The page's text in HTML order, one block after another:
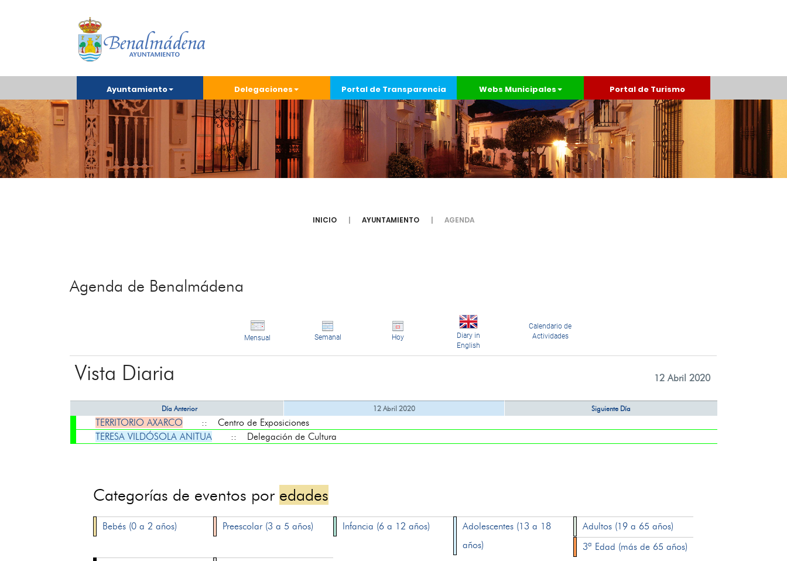
Ayuntamiento Delegaciones Portal de Transparencia Webs Municipales Portal de Turismo
INICIO AYUNTAMIENTO AGENDA
Agenda de Benalmádena
Mensual Semanal Hoy
Diary in
English
Calendario de
Actividades
Vista Diaria 12 Abril 2020
Día Anterior 12 Abril 2020 Siguiente Día
TERRITORIO AXARCO
:: Centro de Exposiciones
TERESA VILDÓSOLA ANITUA
:: Delegación de Cultura
Categorías de eventos por edades
Bebés (0 a 2 años) Preescolar (3 a 5 años) Infancia (6 a 12 años)
Adolescentes (13 a 18
años)
Adultos (19 a 65 años)
3ª Edad (más de 65 años)